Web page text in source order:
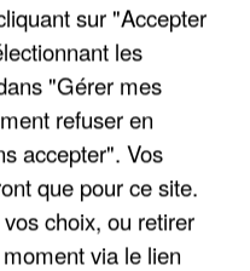
DES
sur "Accepter
les
"Gérer mes
refuser en
accepter". Vos
que pour ce site.
choix, ou retirer
via le lien